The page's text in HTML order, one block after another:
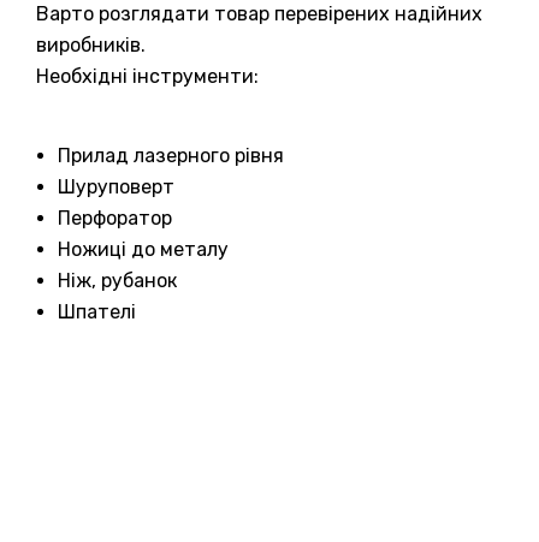
Варто розглядати товар перевірених надійних
виробників.
Необхідні інструменти:
Прилад лазерного рівня
Шуруповерт
Перфоратор
Ножиці до металу
Ніж, рубанок
Шпателі